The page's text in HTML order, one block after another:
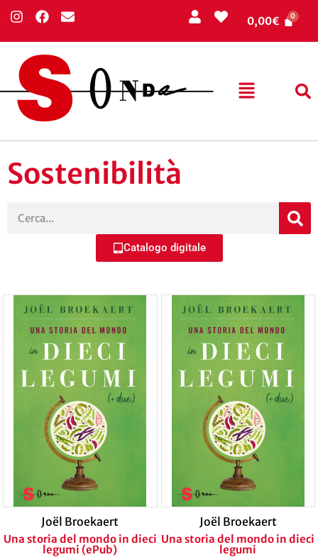
0,00€
Sostenibilità
Catalogo digitale
Joël Broekaert
Una storia del mondo in dieci
legumi (ePub)
Joël Broekaert
Una storia del mondo in dieci
legumi